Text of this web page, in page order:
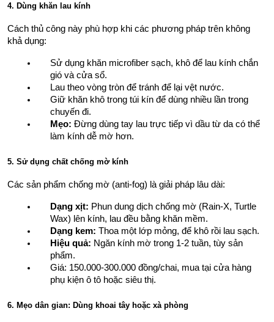
4. Dùng khăn lau kính
Cách thủ công này phù hợp khi các phương pháp trên không
khả dụng:
Sử dụng khăn microfiber sạch, khô để lau kính chắn
gió và cửa sổ.
Lau theo vòng tròn để tránh để lại vệt nước.
Giữ khăn khô trong túi kín để dùng nhiều lần trong
chuyến đi.
Mẹo: Đừng dùng tay lau trực tiếp vì dầu từ da có thể
làm kính dễ mờ hơn.
5. Sử dụng chất chống mờ kính
Các sản phẩm chống mờ (anti-fog) là giải pháp lâu dài:
Dạng xịt: Phun dung dịch chống mờ (Rain-X, Turtle
Wax) lên kính, lau đều bằng khăn mềm.
Dạng kem: Thoa một lớp mỏng, để khô rồi lau sạch.
Hiệu quả: Ngăn kính mờ trong 1-2 tuần, tùy sản
phẩm.
Giá: 150.000-300.000 đồng/chai, mua tại cửa hàng
phụ kiện ô tô hoặc siêu thị.
6. Mẹo dân gian: Dùng khoai tây hoặc xà phòng